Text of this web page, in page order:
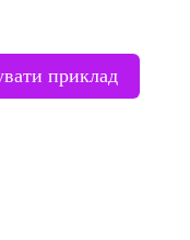
приклад